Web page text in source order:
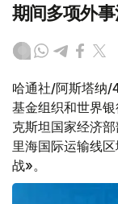
期间多项外
哈通社/阿斯塔纳/
基金组织和世界
克斯坦国家经济
里海国际运输线
战»。